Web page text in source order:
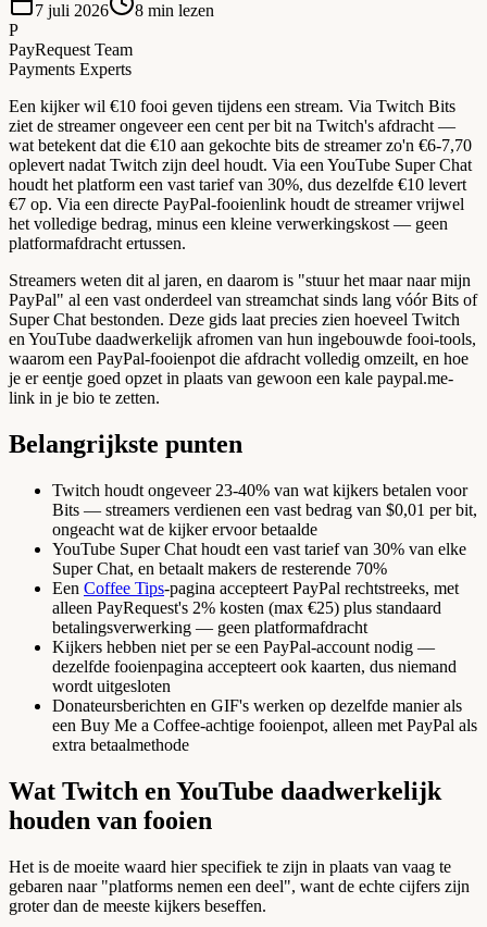
7 juli 2026 8 min lezen
P
PayRequest Team
Payments Experts
Een kijker wil €10 fooi geven tijdens een stream. Via Twitch Bits
ziet de streamer ongeveer een cent per bit na Twitch's afdracht —
wat betekent dat die €10 aan gekochte bits de streamer zo'n €6-7,70
oplevert nadat Twitch zijn deel houdt. Via een YouTube Super Chat
houdt het platform een vast tarief van 30%, dus dezelfde €10 levert
€7 op. Via een directe PayPal-fooienlink houdt de streamer vrijwel
het volledige bedrag, minus een kleine verwerkingskost — geen
platformafdracht ertussen.
Streamers weten dit al jaren, en daarom is "stuur het maar naar mijn
PayPal" al een vast onderdeel van streamchat sinds lang vóór Bits of
Super Chat bestonden. Deze gids laat precies zien hoeveel Twitch
en YouTube daadwerkelijk afromen van hun ingebouwde fooi-tools,
waarom een PayPal-fooienpot die afdracht volledig omzeilt, en hoe
je er eentje goed opzet in plaats van gewoon een kale paypal.me-
link in je bio te zetten.
Belangrijkste punten
Twitch houdt ongeveer 23-40% van wat kijkers betalen voor
Bits — streamers verdienen een vast bedrag van $0,01 per bit,
ongeacht wat de kijker ervoor betaalde
YouTube Super Chat houdt een vast tarief van 30% van elke
Super Chat, en betaalt makers de resterende 70%
Een Coffee Tips-pagina accepteert PayPal rechtstreeks, met
alleen PayRequest's 2% kosten (max €25) plus standaard
betalingsverwerking — geen platformafdracht
Kijkers hebben niet per se een PayPal-account nodig —
dezelfde fooienpagina accepteert ook kaarten, dus niemand
wordt uitgesloten
Donateursberichten en GIF's werken op dezelfde manier als
een Buy Me a Coffee-achtige fooienpot, alleen met PayPal als
extra betaalmethode
Wat Twitch en YouTube daadwerkelijk
houden van fooien
Het is de moeite waard hier specifiek te zijn in plaats van vaag te
gebaren naar "platforms nemen een deel", want de echte cijfers zijn
groter dan de meeste kijkers beseffen.